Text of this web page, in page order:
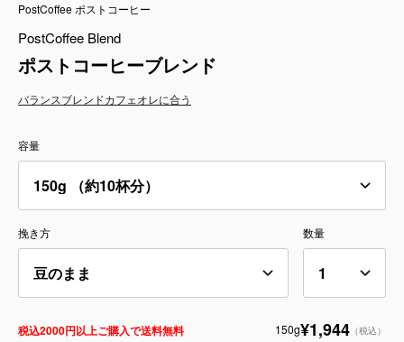
リキッド
特集
卸販売
コーヒーのサブスク
お知らせ
よくある質問
PostCoffee ポストコーヒー
PostCoffee Blend
ポストコーヒーブレンド
バランスブレンドカフェオレに合う
容量
挽き方 数量
税込2000円以上ご購入で送料無料 150g¥1,944 （税込）